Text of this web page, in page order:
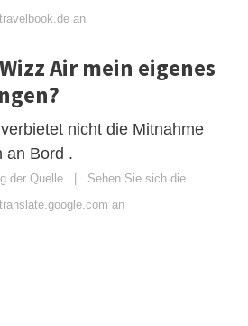
an
Air mein eigenes
nicht die Mitnahme
an Bord .
der Quelle | Sehen Sie sich die
an